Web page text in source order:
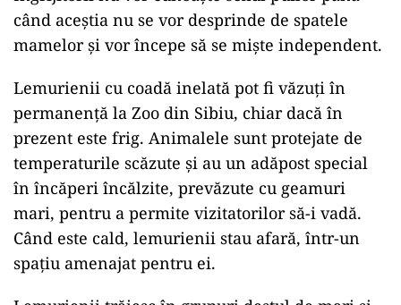
când aceştia nu se vor desprinde de spatele
mamelor şi vor începe să se mişte independent.
Lemurienii cu coadă inelată pot fi văzuţi în
permanenţă la Zoo din Sibiu, chiar dacă în
prezent este frig. Animalele sunt protejate de
temperaturile scăzute şi au un adăpost special
în încăperi încălzite, prevăzute cu geamuri
mari, pentru a permite vizitatorilor să-i vadă.
Când este cald, lemurienii stau afară, într-un
spaţiu amenajat pentru ei.